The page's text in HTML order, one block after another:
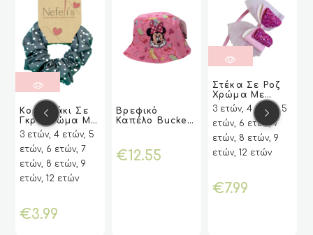
VIEW
VIEW
ΔΙΑΒΆΣΤΕ
ΠΕΡΙΣΣΌΤ
ΕΡΑ
ΔΙΑΒΆΣΤΕ
ΠΕΡΙΣΣΌΤ
ΕΡΑ
Κοκκαλάκι Σε
Γκρι Χρώμα Με
Λευκά Πουά –
Nefelis
3 ετών, 4 ετών, 5
ετών, 6 ετών, 7
ετών, 8 ετών, 9
ετών, 12 ετών
€3.99
VIEW
VIEW ΕΠΙΛΟΓΉ
ΕΠΙΛΟΓΉ
το
πολλαπλές
Βρεφικό
Καπέλο Bucket
Disney – Ροζ
€12.55
VIEW
VIEW
ΠΕΡΙΣΣΌΤ
ΕΡΑ
ΠΕΡΙΣΣΌΤ
ΕΡΑ
Στέκα Σε Ροζ
Χρώμα Με
Δερμάτινο Ροζ
Φιόγκο, Στρας
Και Τούλι –
Nefelis
3 ετών, 4 ετών, 5
ετών, 6 ετών, 7
ετών, 8 ετών, 9
ετών, 12 ετών
€7.99